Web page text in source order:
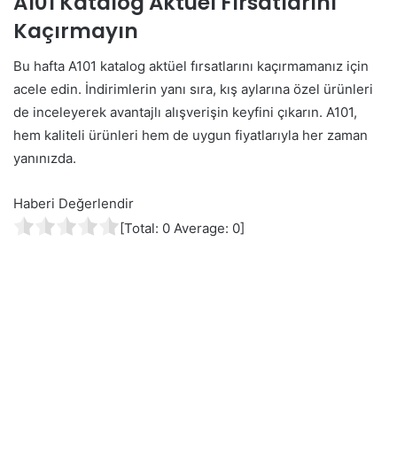
Kaçırmayın
Bu hafta A101 katalog aktüel fırsatlarını kaçırmamanız için
acele edin. İndirimlerin yanı sıra, kış aylarına özel ürünleri
de inceleyerek avantajlı alışverişin keyfini çıkarın. A101,
hem kaliteli ürünleri hem de uygun fiyatlarıyla her zaman
yanınızda.
Haberi Değerlendir
[Total: 0 Average: 0]